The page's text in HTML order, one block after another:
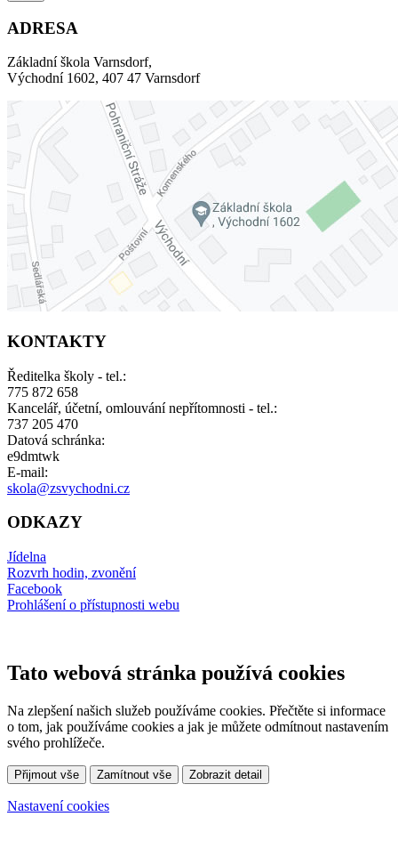
ADRESA
Základní škola Varnsdorf,
Východní 1602, 407 47 Varnsdorf
KONTAKTY
Ředitelka školy - tel.:
775 872 658
Kancelář, účetní, omlouvání nepřítomnosti - tel.:
737 205 470
Datová schránka:
e9dmtwk
E-mail:
skola@zsvychodni.cz
ODKAZY
Jídelna
Rozvrh hodin, zvonění
Facebook
Prohlášení o přístupnosti webu
Tato webová stránka používá cookies
Na zlepšení našich služeb používáme cookies. Přečtěte si informace
o tom, jak používáme cookies a jak je můžete odmítnout nastavením
svého prohlížeče.
Přijmout vše Zamítnout vše Zobrazit detail
Nastavení cookies